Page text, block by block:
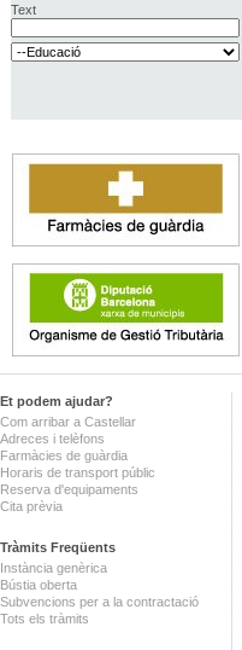
Text
Et podem ajudar?
Com arribar a Castellar
Adreces i telèfons
Farmàcies de guàrdia
Horaris de transport públic
Reserva d'equipaments
Cita prèvia
Tràmits Freqüents
Instància genèrica
Bústia oberta
Subvencions per a la contractació
Tots els tràmits